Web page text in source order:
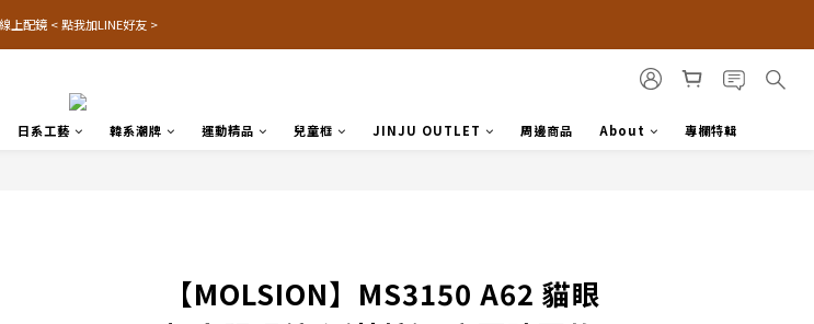
線上配鏡 < 點我加LINE好友 >
日系工藝 韓系潮牌 運動精品 兒童框 JINJU OUTLET 周邊商品 About 專欄特輯
【MOLSION】MS3150 A62 貓眼